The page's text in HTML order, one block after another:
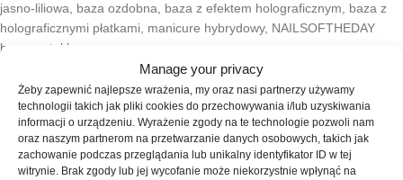
Manage your privacy
Żeby zapewnić najlepsze wrażenia, my oraz nasi partnerzy używamy
technologii takich jak pliki cookies do przechowywania i/lub uzyskiwania
informacji o urządzeniu. Wyrażenie zgody na te technologie pozwoli nam
oraz naszym partnerom na przetwarzanie danych osobowych, takich jak
zachowanie podczas przeglądania lub unikalny identyfikator ID w tej
witrynie. Brak zgody lub jej wycofanie może niekorzystnie wpłynąć na
jasno-liliowa, baza ozdobna, baza z efektem holograficznym, baza z
holograficznymi płatkami, manicure hybrydowy, NAILSOFTHEDAY
baza
potal base
Opis
NAILSOFTHEDAY Potal Base 20 to dekoracyjna baza hybrydowa w
delikatnym, jasno-liliowym odcieniu, wzbogacona o holograficzne